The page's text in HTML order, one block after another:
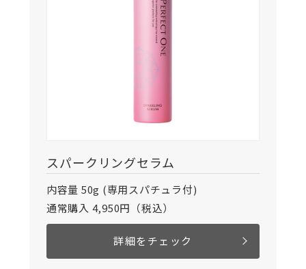
スパークリングセラム
内容量 50g (専用スパチュラ付)
通常購入 4,950円（税込）
詳細をチェック